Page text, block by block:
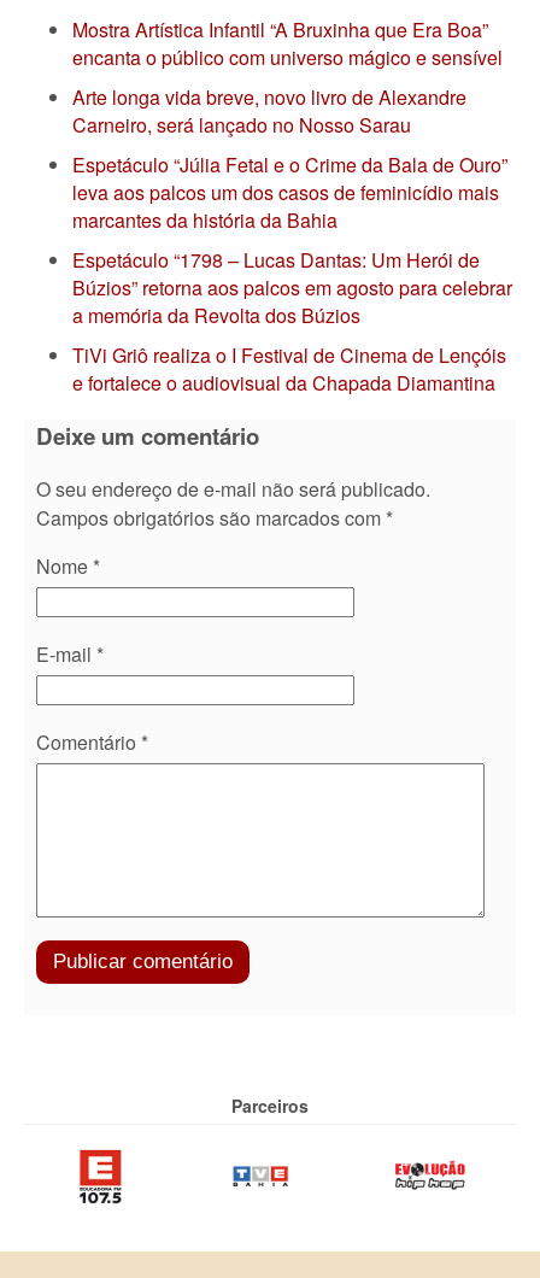
Mostra Artística Infantil “A Bruxinha que Era Boa”
encanta o público com universo mágico e sensível
Arte longa vida breve, novo livro de Alexandre
Carneiro, será lançado no Nosso Sarau
Espetáculo “Júlia Fetal e o Crime da Bala de Ouro”
leva aos palcos um dos casos de feminicídio mais
marcantes da história da Bahia
Espetáculo “1798 – Lucas Dantas: Um Herói de
Búzios” retorna aos palcos em agosto para celebrar
a memória da Revolta dos Búzios
TiVi Griô realiza o I Festival de Cinema de Lençóis
e fortalece o audiovisual da Chapada Diamantina
Deixe um comentário
O seu endereço de e-mail não será publicado.
Campos obrigatórios são marcados com *
Nome *
E-mail *
Comentário *
Parceiros